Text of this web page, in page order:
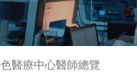
醫療中心醫師總覽